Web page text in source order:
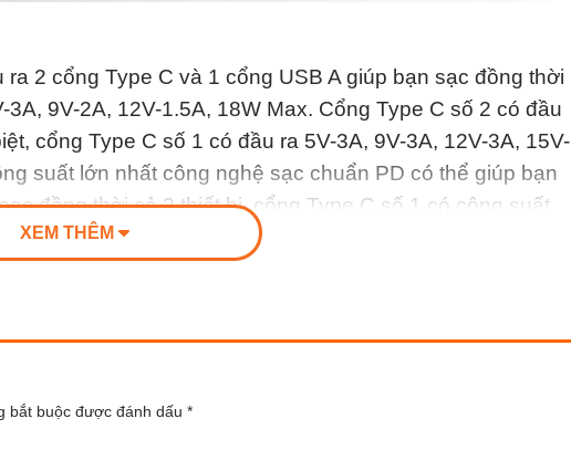
ra 2 cổng Type C và 1 cổng USB A giúp bạn sạc đồng thời
9V-2A, 12V-1.5A, 18W Max. Cổng Type C số 2 có đầu
cổng Type C số 1 có đầu ra 5V-3A, 9V-3A, 12V-3A, 15V-
suất lớn nhất công nghệ sạc chuẩn PD có thể giúp bạn
đồng thời cả 3 thiết bị, cổng Type C số 1 có công suất
XEM THÊM
bắt buộc được đánh dấu *